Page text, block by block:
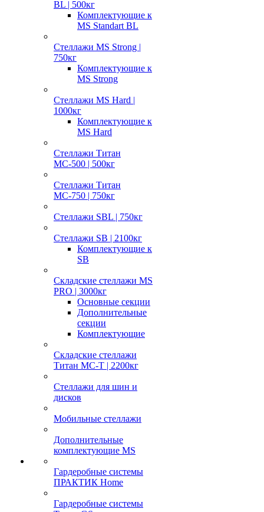
BL | 500кг
Комплектующие к
MS Standart BL
Стеллажи MS Strong |
750кг
Комплектующие к
MS Strong
Стеллажи MS Hard |
1000кг
Комплектующие к
MS Hard
Стеллажи Титан
МС-500 | 500кг
Стеллажи Титан
МС-750 | 750кг
Стеллажи SBL | 750кг
Стеллажи SB | 2100кг
Комплектующие к
SB
Складские стеллажи MS
PRO | 3000кг
Основные секции
Дополнительные
секции
Комплектующие
Складские стеллажи
Титан МС-Т | 2200кг
Стеллажи для шин и
дисков
Мобильные стеллажи
Дополнительные
комплектующие MS
Гардеробные системы
ПРАКТИК Home
Гардеробные системы